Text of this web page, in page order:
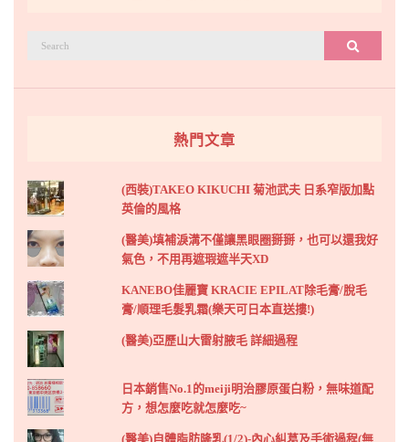
搜尋
熱門文章
(西裝)TAKEO KIKUCHI 菊池武夫 日系窄版加點
英倫的風格
(醫美)填補淚溝不僅讓黑眼圈掰掰，也可以還我好
氣色，不用再遮瑕遮半天XD
KANEBO佳麗寶 KRACIE EPILAT除毛膏/脫毛
膏/順理毛髮乳霜(樂天可日本直送摟!)
(醫美)亞歷山大雷射腋毛 詳細過程
日本銷售No.1的meiji明治膠原蛋白粉，無味道配
方，想怎麼吃就怎麼吃~
(醫美)自體脂肪隆乳(1/2)-內心糾葛及手術過程(無